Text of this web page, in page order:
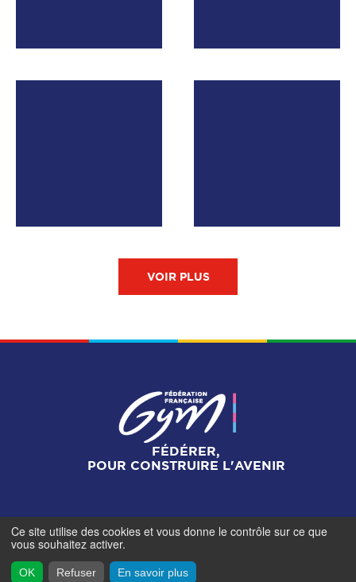
VOIR PLUS
FÉDÉRER,
POUR CONSTRUIRE L'AVENIR
Mentions légales-Gestionnaire de cookies
contributeurs- © Fédération Française de Gymnastique -
2026
Ce site utilise des cookies et vous donne le contrôle sur ce que
vous souhaitez activer.
OK Refuser En savoir plus